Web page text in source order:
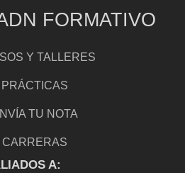
FORMATIVO
Y TALLERES
PRÁCTICAS
TU NOTA
CARRERAS
A: